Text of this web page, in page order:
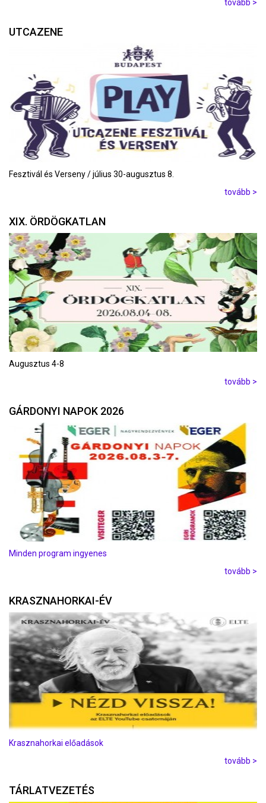
tovább >
UTCAZENE
Fesztivál és Verseny / július 30-augusztus 8.
tovább >
XIX. ÖRDÖGKATLAN
Augusztus 4-8
tovább >
GÁRDONYI NAPOK 2026
Minden program ingyenes
tovább >
KRASZNAHORKAI-ÉV
Krasznahorkai előadások
tovább >
TÁRLATVEZETÉS